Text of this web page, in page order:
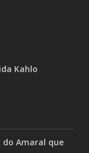
Kahlo
do Amaral que